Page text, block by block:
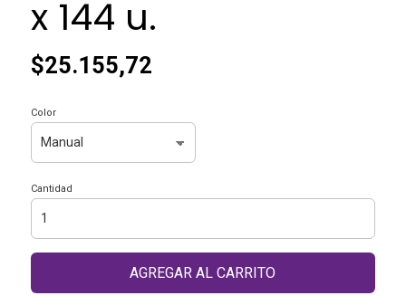
x 144 u.
$25.155,72
Color
Cantidad
AGREGAR AL CARRITO